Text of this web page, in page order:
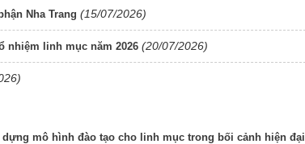
Nha Trang (15/07/2026)
nhiệm linh mục năm 2026 (20/07/2026)
mô hình đào tạo cho linh mục trong bối cảnh hiện đại